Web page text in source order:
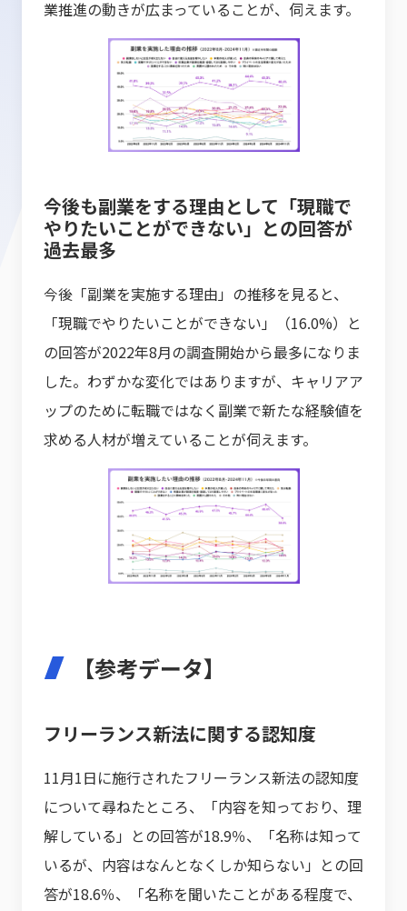
業推進の動きが広まっていることが、伺えます。
今後も副業をする理由として「現職で
やりたいことができない」との回答が
過去最多
今後「副業を実施する理由」の推移を見ると、
「現職でやりたいことができない」（16.0%）と
の回答が2022年8月の調査開始から最多になりま
した。わずかな変化ではありますが、キャリアア
ップのために転職ではなく副業で新たな経験値を
求める人材が増えていることが伺えます。
【参考データ】
フリーランス新法に関する認知度
11月1日に施行されたフリーランス新法の認知度
について尋ねたところ、「内容を知っており、理
解している」との回答が18.9％、「名称は知って
いるが、内容はなんとなくしか知らない」との回
答が18.6％、「名称を聞いたことがある程度で、